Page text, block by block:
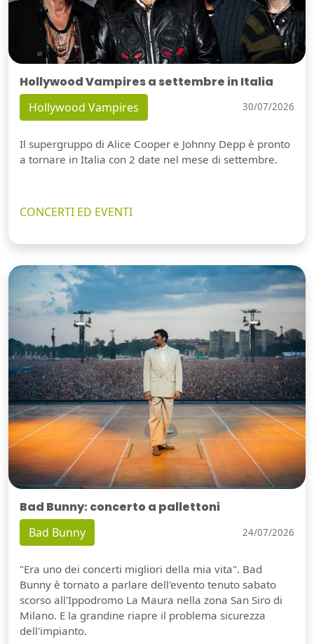
Hollywood Vampires a settembre in Italia
Hollywood Vampires 30/07/2026
Il supergruppo di Alice Cooper e Johnny Depp è pronto
a tornare in Italia con 2 date nel mese di settembre.
CONCERTI ED EVENTI
Bad Bunny: concerto a pallettoni
Bad Bunny 24/07/2026
"Era uno dei concerti migliori della mia vita". Bad
Bunny è tornato a parlare dell'evento tenuto sabato
scorso all'Ippodromo La Maura nella zona San Siro di
Milano. E la grandine riapre il problema sicurezza
dell'impianto.